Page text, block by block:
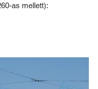
as mellett):